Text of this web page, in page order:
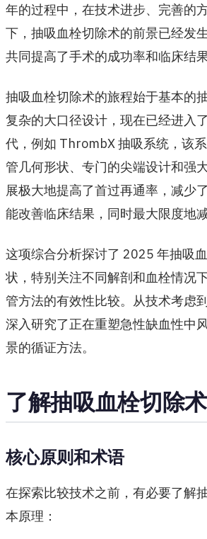
年的过程中，在技术进步、完善的
下，抽吸血栓切除术的前景已经发
共同提高了手术的成功率和临床结果
抽吸血栓切除术的旅程始于基本的
复杂的大口径设计，现在已经进入
代，例如 ThrombX 抽吸系统，该
管几何形状、专门的尖端设计和强
展极大地提高了首过再通率，减少
能改善临床结果，同时最大限度地
这项综合分析探讨了 2025 年抽吸
状，特别关注不同解剖和血栓情况
管方法的有效性比较。从技术考虑
深入研究了正在重塑急性缺血性中
景的循证方法。
了解抽吸血栓切除
核心原则和术语
在探索比较技术之前，有必要了解
本原理：